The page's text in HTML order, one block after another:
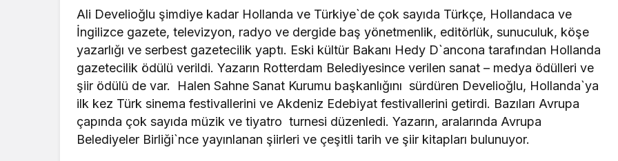
Ali Develioğlu şimdiye kadar Hollanda ve Türkiye`de çok sayıda Türkçe, Hollandaca ve
İngilizce gazete, televizyon, radyo ve dergide baş yönetmenlik, editörlük, sunuculuk, köşe
yazarlığı ve serbest gazetecilik yaptı. Eski kültür Bakanı Hedy D`ancona tarafından Hollanda
gazetecilik ödülü verildi. Yazarın Rotterdam Belediyesince verilen sanat – medya ödülleri ve
şiir ödülü de var. Halen Sahne Sanat Kurumu başkanlığını sürdüren Develioğlu, Hollanda`ya
ilk kez Türk sinema festivallerini ve Akdeniz Edebiyat festivallerini getirdi. Bazıları Avrupa
çapında çok sayıda müzik ve tiyatro turnesi düzenledi. Yazarın, aralarında Avrupa
Belediyeler Birliği`nce yayınlanan şiirleri ve çeşitli tarih ve şiir kitapları bulunuyor.